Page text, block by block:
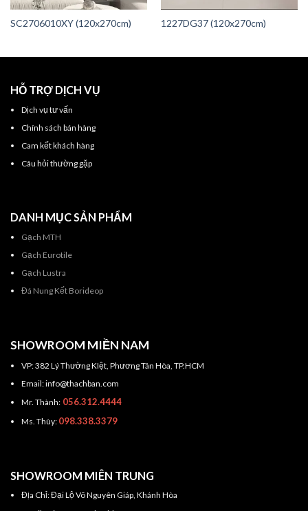
SC2706010XY (120x270cm) 1227DG37 (120x270cm)
HỖ TRỢ DỊCH VỤ
Dịch vụ tư vấn
Chính sách bán hàng
Cam kết khách hàng
Câu hỏi thường gặp
DANH MỤC SẢN PHẨM
Gạch MTH
Gạch Eurotile
Gạch Lustra
Đá Nung Kết Borideop
SHOWROOM MIỀN NAM
VP: 382 Lý Thường KIệt, Phương Tân Hòa, TP.HCM
Email: info@thachban.com
Mr. Thành:056.312.4444
Ms. Thùy: 098.338.3379
SHOWROOM MIÊN TRUNG
Địa Chỉ: Đại Lộ Võ Nguyên Giáp, Khánh Hòa